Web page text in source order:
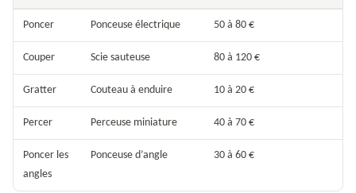
Poncer Ponceuse électrique 50 à 80 €
Couper Scie sauteuse 80 à 120 €
Gratter Couteau à enduire 10 à 20 €
Percer Perceuse miniature 40 à 70 €
Poncer les
angles
Ponceuse d’angle 30 à 60 €